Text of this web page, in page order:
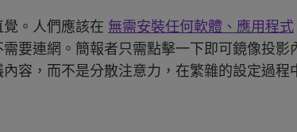
。人們應該在 無需安裝任何軟體、應用程式
要連網。簡報者只需點擊一下即可鏡像投影
容，而不是分散注意力，在繁雜的設定過程